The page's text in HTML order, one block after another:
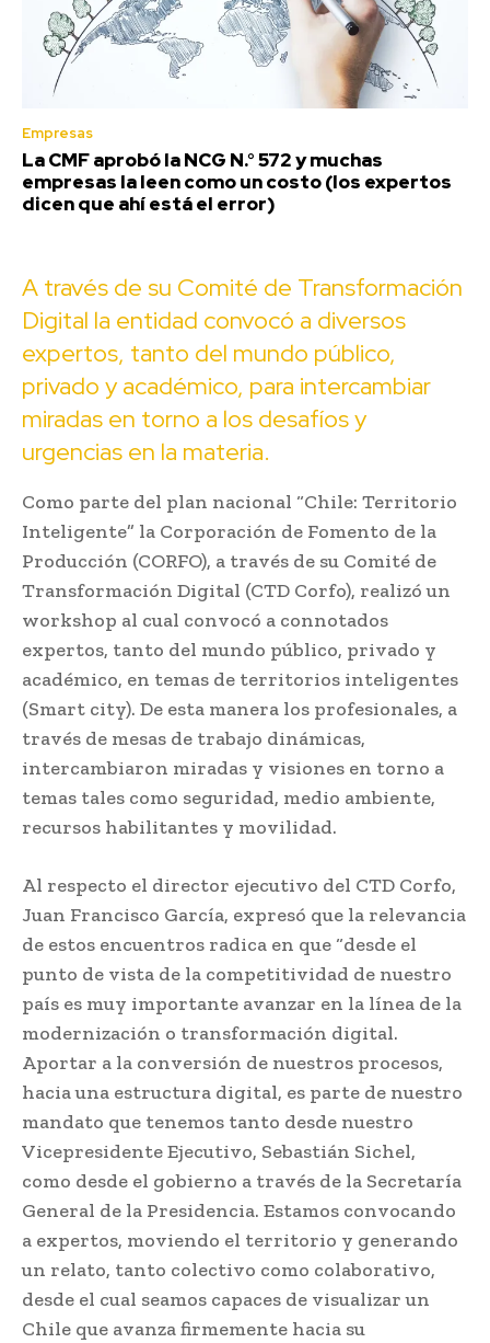
Empresas
La CMF aprobó la NCG N.° 572 y muchas
empresas la leen como un costo (los expertos
dicen que ahí está el error)
A través de su Comité de Transformación
Digital la entidad convocó a diversos
expertos, tanto del mundo público,
privado y académico, para intercambiar
miradas en torno a los desafíos y
urgencias en la materia.
Como parte del plan nacional “Chile: Territorio
Inteligente” la Corporación de Fomento de la
Producción (CORFO), a través de su Comité de
Transformación Digital (CTD Corfo), realizó un
workshop al cual convocó a connotados
expertos, tanto del mundo público, privado y
académico, en temas de territorios inteligentes
(Smart city). De esta manera los profesionales, a
través de mesas de trabajo dinámicas,
intercambiaron miradas y visiones en torno a
temas tales como seguridad, medio ambiente,
recursos habilitantes y movilidad.
Al respecto el director ejecutivo del CTD Corfo,
Juan Francisco García, expresó que la relevancia
de estos encuentros radica en que “desde el
punto de vista de la competitividad de nuestro
país es muy importante avanzar en la línea de la
modernización o transformación digital.
Aportar a la conversión de nuestros procesos,
hacia una estructura digital, es parte de nuestro
mandato que tenemos tanto desde nuestro
Vicepresidente Ejecutivo, Sebastián Sichel,
como desde el gobierno a través de la Secretaría
General de la Presidencia. Estamos convocando
a expertos, moviendo el territorio y generando
un relato, tanto colectivo como colaborativo,
desde el cual seamos capaces de visualizar un
Chile que avanza firmemente hacia su